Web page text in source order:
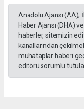
Anadolu Ajansı (AA),
Haber Ajansı (DHA)
haberler, sitemizin
kanallarından
muhataplar haberi
editörü sorumlu